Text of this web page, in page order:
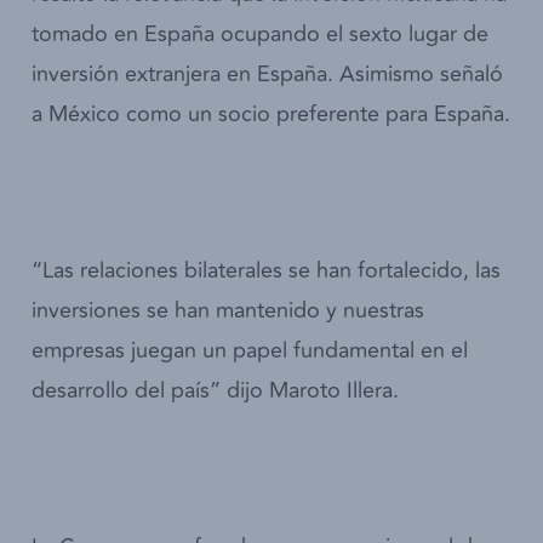
tomado en España ocupando el sexto lugar de
inversión extranjera en España. Asimismo señaló
a México como un socio preferente para España.
“Las relaciones bilaterales se han fortalecido, las
inversiones se han mantenido y nuestras
empresas juegan un papel fundamental en el
desarrollo del país” dijo Maroto Illera.